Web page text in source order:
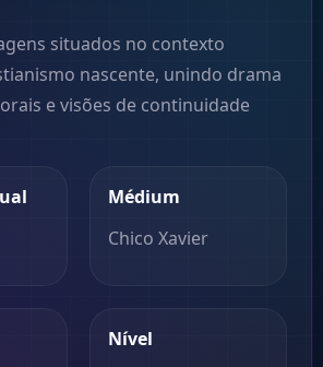
situados no contexto
nascente, unindo drama
e visões de continuidade
Médium
Chico Xavier
Nível